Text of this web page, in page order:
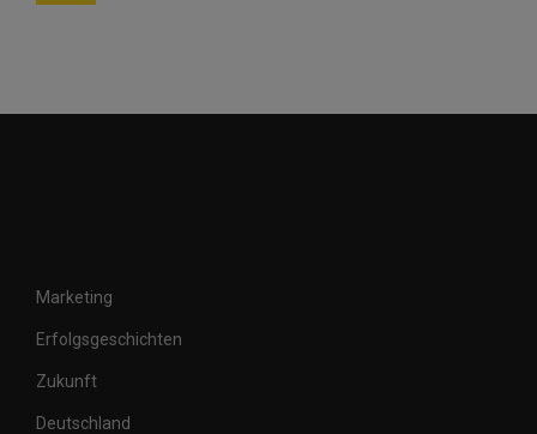
Marketing
Erfolgsgeschichten
Zukunft
Deutschland